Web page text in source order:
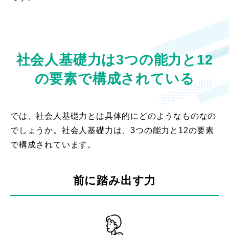
社会人基礎力は3つの能力と12
の要素で構成されている
では、社会人基礎力とは具体的にどのようなものなの
でしょうか。社会人基礎力は、3つの能力と12の要素
で構成されています。
前に踏み出す力